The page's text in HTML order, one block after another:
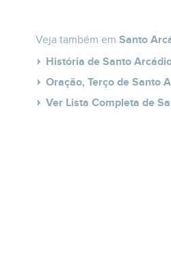
Veja também em Santo
História de Santo
Oração, Terço de Santo
Ver Lista Completa de